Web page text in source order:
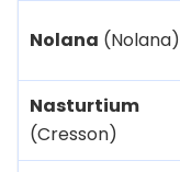
Nolana (Nolana)
Nasturtium
(Cresson)